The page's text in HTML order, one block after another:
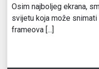
Osim najboljeg ekrana,
svijetu koja može
frameova [...]